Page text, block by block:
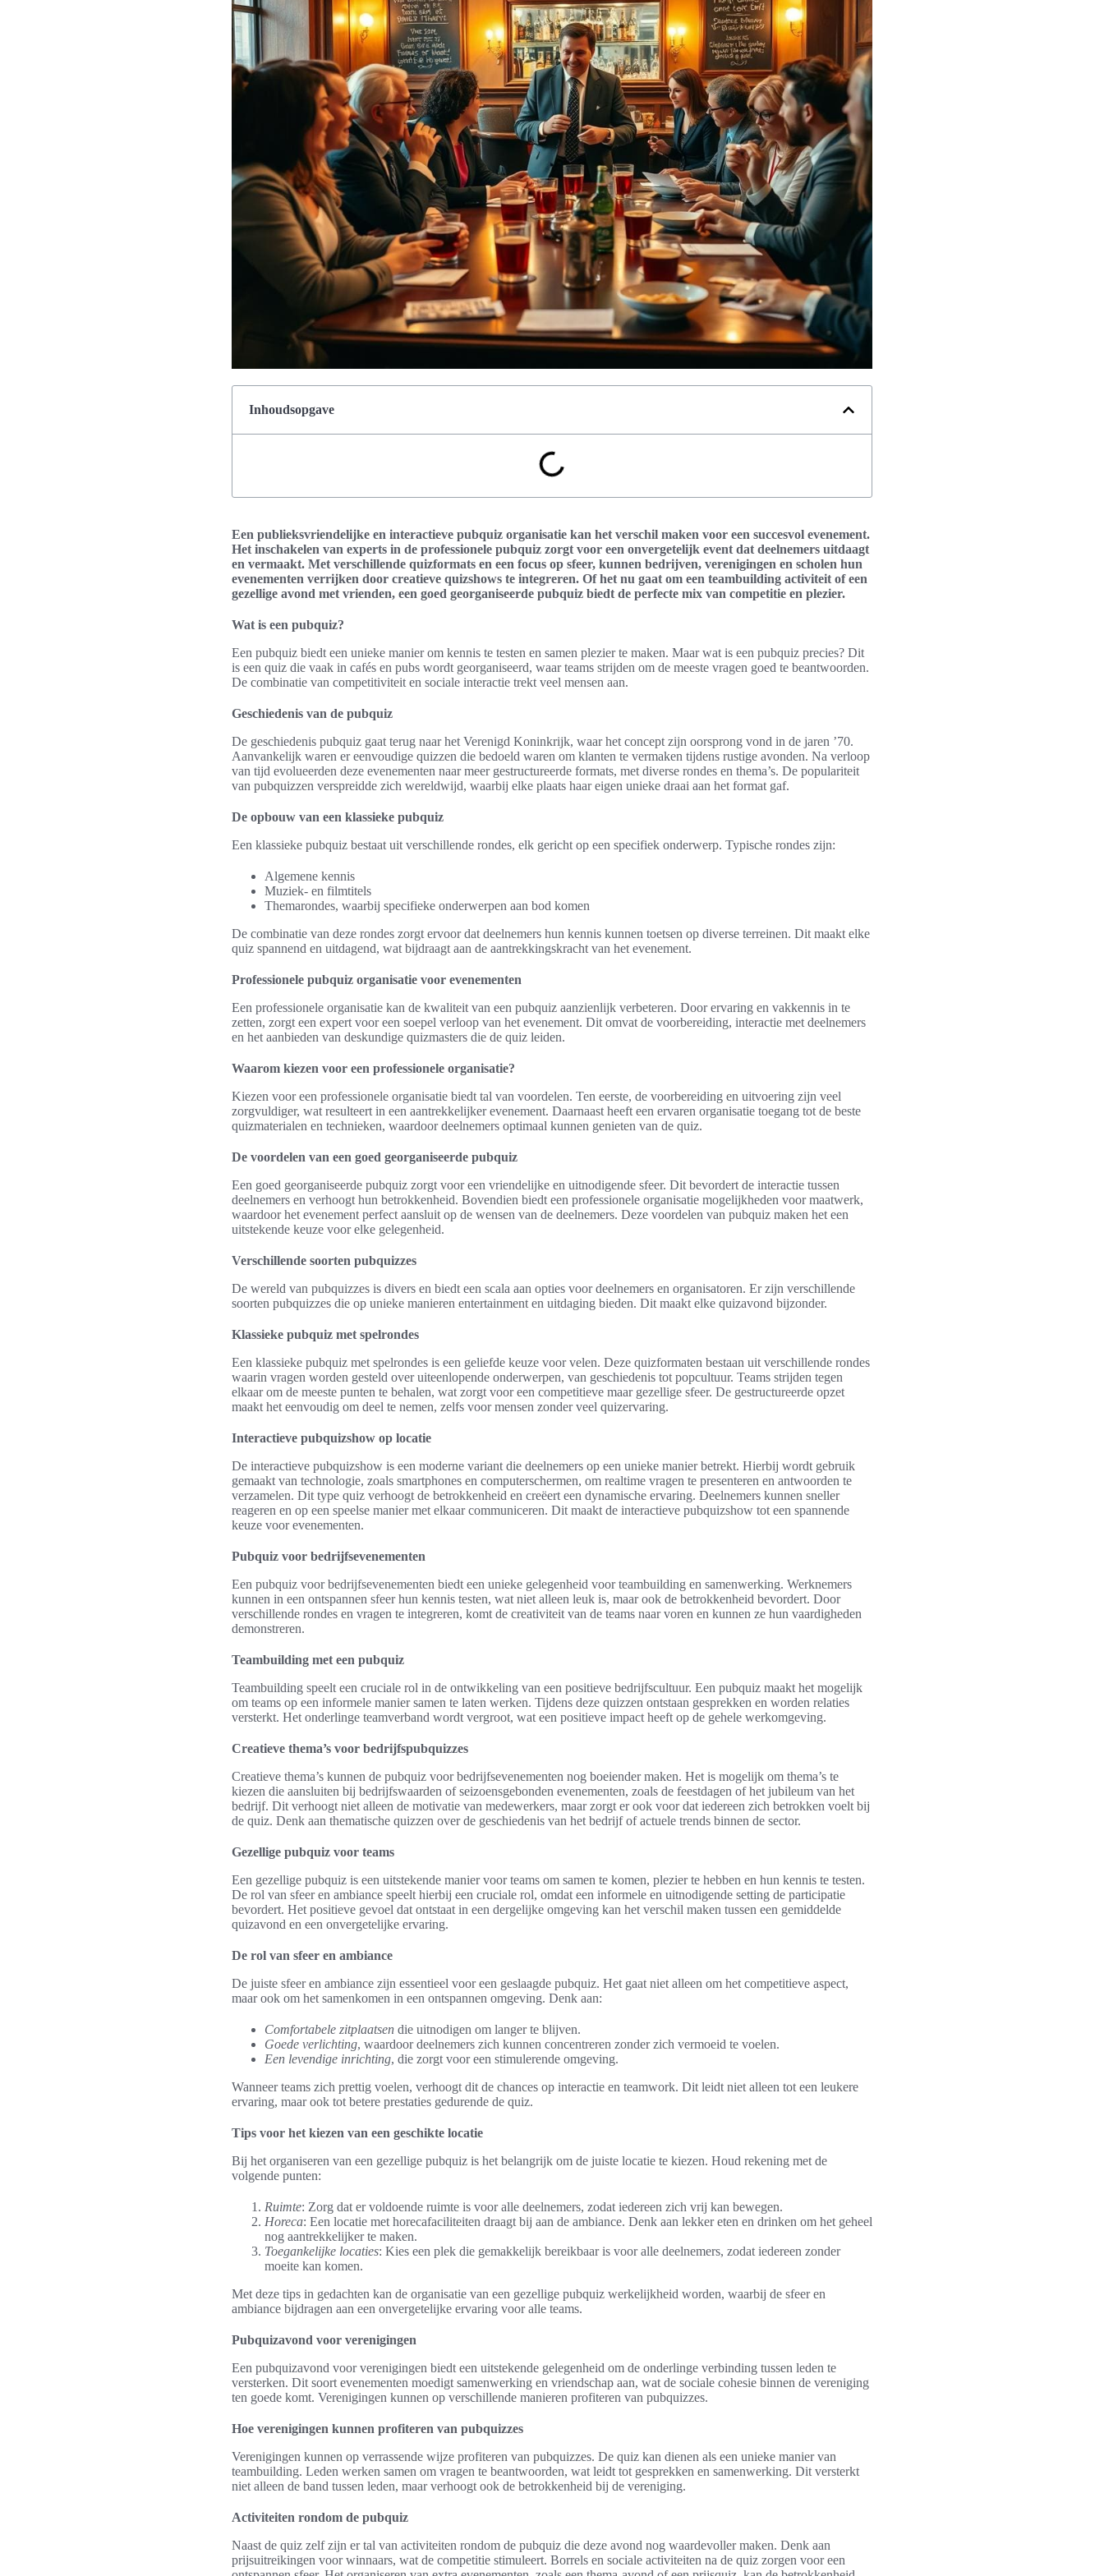
Inhoudsopgave
Een publieksvriendelijke en interactieve pubquiz organisatie kan het verschil maken voor een succesvol evenement.
Het inschakelen van experts in de professionele pubquiz zorgt voor een onvergetelijk event dat deelnemers uitdaagt
en vermaakt. Met verschillende quizformats en een focus op sfeer, kunnen bedrijven, verenigingen en scholen hun
evenementen verrijken door creatieve quizshows te integreren. Of het nu gaat om een teambuilding activiteit of een
gezellige avond met vrienden, een goed georganiseerde pubquiz biedt de perfecte mix van competitie en plezier.
Wat is een pubquiz?
Een pubquiz biedt een unieke manier om kennis te testen en samen plezier te maken. Maar wat is een pubquiz precies? Dit
is een quiz die vaak in cafés en pubs wordt georganiseerd, waar teams strijden om de meeste vragen goed te beantwoorden.
De combinatie van competitiviteit en sociale interactie trekt veel mensen aan.
Geschiedenis van de pubquiz
De geschiedenis pubquiz gaat terug naar het Verenigd Koninkrijk, waar het concept zijn oorsprong vond in de jaren ’70.
Aanvankelijk waren er eenvoudige quizzen die bedoeld waren om klanten te vermaken tijdens rustige avonden. Na verloop
van tijd evolueerden deze evenementen naar meer gestructureerde formats, met diverse rondes en thema’s. De populariteit
van pubquizzen verspreidde zich wereldwijd, waarbij elke plaats haar eigen unieke draai aan het format gaf.
De opbouw van een klassieke pubquiz
Een klassieke pubquiz bestaat uit verschillende rondes, elk gericht op een specifiek onderwerp. Typische rondes zijn:
Algemene kennis
Muziek- en filmtitels
Themarondes, waarbij specifieke onderwerpen aan bod komen
De combinatie van deze rondes zorgt ervoor dat deelnemers hun kennis kunnen toetsen op diverse terreinen. Dit maakt elke
quiz spannend en uitdagend, wat bijdraagt aan de aantrekkingskracht van het evenement.
Professionele pubquiz organisatie voor evenementen
Een professionele organisatie kan de kwaliteit van een pubquiz aanzienlijk verbeteren. Door ervaring en vakkennis in te
zetten, zorgt een expert voor een soepel verloop van het evenement. Dit omvat de voorbereiding, interactie met deelnemers
en het aanbieden van deskundige quizmasters die de quiz leiden.
Waarom kiezen voor een professionele organisatie?
Kiezen voor een professionele organisatie biedt tal van voordelen. Ten eerste, de voorbereiding en uitvoering zijn veel
zorgvuldiger, wat resulteert in een aantrekkelijker evenement. Daarnaast heeft een ervaren organisatie toegang tot de beste
quizmaterialen en technieken, waardoor deelnemers optimaal kunnen genieten van de quiz.
De voordelen van een goed georganiseerde pubquiz
Een goed georganiseerde pubquiz zorgt voor een vriendelijke en uitnodigende sfeer. Dit bevordert de interactie tussen
deelnemers en verhoogt hun betrokkenheid. Bovendien biedt een professionele organisatie mogelijkheden voor maatwerk,
waardoor het evenement perfect aansluit op de wensen van de deelnemers. Deze voordelen van pubquiz maken het een
uitstekende keuze voor elke gelegenheid.
Verschillende soorten pubquizzes
De wereld van pubquizzes is divers en biedt een scala aan opties voor deelnemers en organisatoren. Er zijn verschillende
soorten pubquizzes die op unieke manieren entertainment en uitdaging bieden. Dit maakt elke quizavond bijzonder.
Klassieke pubquiz met spelrondes
Een klassieke pubquiz met spelrondes is een geliefde keuze voor velen. Deze quizformaten bestaan uit verschillende rondes
waarin vragen worden gesteld over uiteenlopende onderwerpen, van geschiedenis tot popcultuur. Teams strijden tegen
elkaar om de meeste punten te behalen, wat zorgt voor een competitieve maar gezellige sfeer. De gestructureerde opzet
maakt het eenvoudig om deel te nemen, zelfs voor mensen zonder veel quizervaring.
Interactieve pubquizshow op locatie
De interactieve pubquizshow is een moderne variant die deelnemers op een unieke manier betrekt. Hierbij wordt gebruik
gemaakt van technologie, zoals smartphones en computerschermen, om realtime vragen te presenteren en antwoorden te
verzamelen. Dit type quiz verhoogt de betrokkenheid en creëert een dynamische ervaring. Deelnemers kunnen sneller
reageren en op een speelse manier met elkaar communiceren. Dit maakt de interactieve pubquizshow tot een spannende
keuze voor evenementen.
Pubquiz voor bedrijfsevenementen
Een pubquiz voor bedrijfsevenementen biedt een unieke gelegenheid voor teambuilding en samenwerking. Werknemers
kunnen in een ontspannen sfeer hun kennis testen, wat niet alleen leuk is, maar ook de betrokkenheid bevordert. Door
verschillende rondes en vragen te integreren, komt de creativiteit van de teams naar voren en kunnen ze hun vaardigheden
demonstreren.
Teambuilding met een pubquiz
Teambuilding speelt een cruciale rol in de ontwikkeling van een positieve bedrijfscultuur. Een pubquiz maakt het mogelijk
om teams op een informele manier samen te laten werken. Tijdens deze quizzen ontstaan gesprekken en worden relaties
versterkt. Het onderlinge teamverband wordt vergroot, wat een positieve impact heeft op de gehele werkomgeving.
Creatieve thema’s voor bedrijfspubquizzes
Creatieve thema’s kunnen de pubquiz voor bedrijfsevenementen nog boeiender maken. Het is mogelijk om thema’s te
kiezen die aansluiten bij bedrijfswaarden of seizoensgebonden evenementen, zoals de feestdagen of het jubileum van het
bedrijf. Dit verhoogt niet alleen de motivatie van medewerkers, maar zorgt er ook voor dat iedereen zich betrokken voelt bij
de quiz. Denk aan thematische quizzen over de geschiedenis van het bedrijf of actuele trends binnen de sector.
Gezellige pubquiz voor teams
Een gezellige pubquiz is een uitstekende manier voor teams om samen te komen, plezier te hebben en hun kennis te testen.
De rol van sfeer en ambiance speelt hierbij een cruciale rol, omdat een informele en uitnodigende setting de participatie
bevordert. Het positieve gevoel dat ontstaat in een dergelijke omgeving kan het verschil maken tussen een gemiddelde
quizavond en een onvergetelijke ervaring.
De rol van sfeer en ambiance
De juiste sfeer en ambiance zijn essentieel voor een geslaagde pubquiz. Het gaat niet alleen om het competitieve aspect,
maar ook om het samenkomen in een ontspannen omgeving. Denk aan:
Comfortabele zitplaatsen die uitnodigen om langer te blijven.
Goede verlichting, waardoor deelnemers zich kunnen concentreren zonder zich vermoeid te voelen.
Een levendige inrichting, die zorgt voor een stimulerende omgeving.
Wanneer teams zich prettig voelen, verhoogt dit de chances op interactie en teamwork. Dit leidt niet alleen tot een leukere
ervaring, maar ook tot betere prestaties gedurende de quiz.
Tips voor het kiezen van een geschikte locatie
Bij het organiseren van een gezellige pubquiz is het belangrijk om de juiste locatie te kiezen. Houd rekening met de
volgende punten:
Ruimte: Zorg dat er voldoende ruimte is voor alle deelnemers, zodat iedereen zich vrij kan bewegen.
Horeca: Een locatie met horecafaciliteiten draagt bij aan de ambiance. Denk aan lekker eten en drinken om het geheel
nog aantrekkelijker te maken.
Toegankelijke locaties: Kies een plek die gemakkelijk bereikbaar is voor alle deelnemers, zodat iedereen zonder
moeite kan komen.
Met deze tips in gedachten kan de organisatie van een gezellige pubquiz werkelijkheid worden, waarbij de sfeer en
ambiance bijdragen aan een onvergetelijke ervaring voor alle teams.
Pubquizavond voor verenigingen
Een pubquizavond voor verenigingen biedt een uitstekende gelegenheid om de onderlinge verbinding tussen leden te
versterken. Dit soort evenementen moedigt samenwerking en vriendschap aan, wat de sociale cohesie binnen de vereniging
ten goede komt. Verenigingen kunnen op verschillende manieren profiteren van pubquizzes.
Hoe verenigingen kunnen profiteren van pubquizzes
Verenigingen kunnen op verrassende wijze profiteren van pubquizzes. De quiz kan dienen als een unieke manier van
teambuilding. Leden werken samen om vragen te beantwoorden, wat leidt tot gesprekken en samenwerking. Dit versterkt
niet alleen de band tussen leden, maar verhoogt ook de betrokkenheid bij de vereniging.
Activiteiten rondom de pubquiz
Naast de quiz zelf zijn er tal van activiteiten rondom de pubquiz die deze avond nog waardevoller maken. Denk aan
prijsuitreikingen voor winnaars, wat de competitie stimuleert. Borrels en sociale activiteiten na de quiz zorgen voor een